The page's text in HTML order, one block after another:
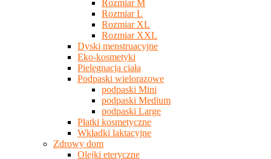
Rozmiar M
Rozmiar L
Rozmiar XL
Rozmiar XXL
Dyski menstruacyjne
Eko-kosmetyki
Pielęgnacja ciała
Podpaski wielorazowe
podpaski Mini
podpaski Medium
podpaski Large
Płatki kosmetyczne
Wkładki laktacyjne
Zdrowy dom
Olejki eteryczne